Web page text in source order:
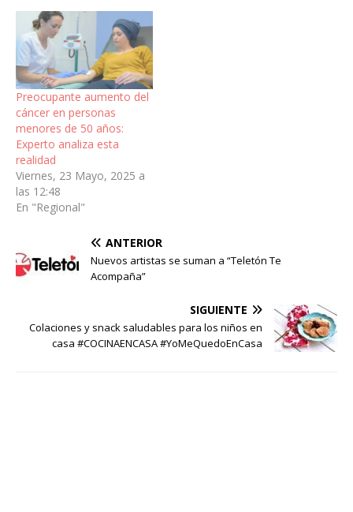
Preocupante aumento del
cáncer en personas
menores de 50 años:
Experto analiza esta
realidad
Viernes, 23 Mayo, 2025 a
las 12:48
En "Regional"
ANTERIOR
Nuevos artistas se suman a “Teletón Te
Acompaña”
SIGUIENTE
Colaciones y snack saludables para los niños en
casa #COCINAENCASA #YoMeQuedoEnCasa